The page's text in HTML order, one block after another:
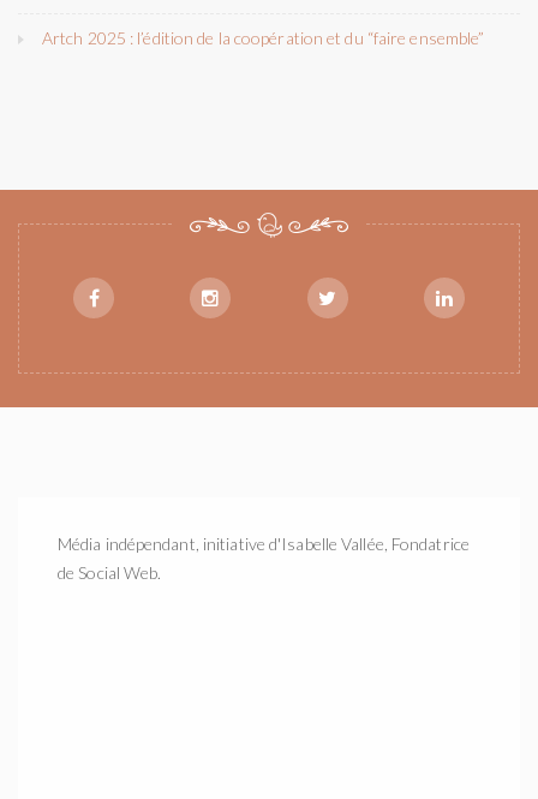
Artch 2025 : l’édition de la coopération et du “faire ensemble”
Média indépendant, initiative d'Isabelle Vallée, Fondatrice
de Social Web.